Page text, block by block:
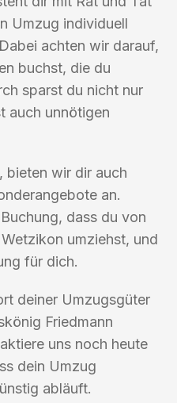
Umzug individuell
achten wir darauf,
buchst, die du
sparst du nicht nur
auch unnötigen
bieten wir dir auch
an.
dass du von
umziehst, und
für dich.
deiner Umzugsgüter
Friedmann
uns noch heute
dein Umzug
abläuft.